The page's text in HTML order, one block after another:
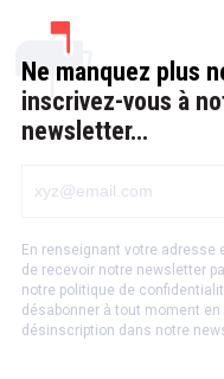
Ne manquez plus
inscrivez-vous à
newsletter…
En renseignant votre adresse
de recevoir notre newsletter
notre politique de
désabonner à tout moment
désinscription dans notre